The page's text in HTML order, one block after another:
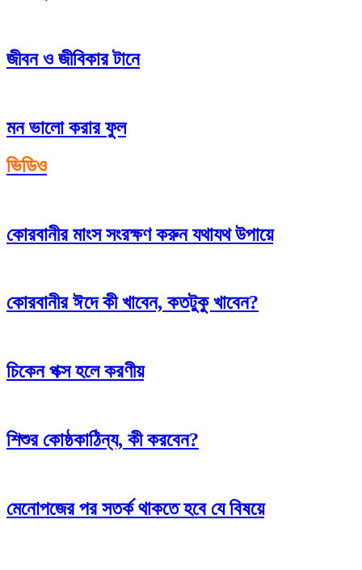
জীবন ও জীবিকার টানে
মন ভালো করার ফুল
ভিডিও
কোরবানীর মাংস সংরক্ষণ করুন যথাযথ উপায়ে
কোরবানীর ঈদে কী খাবেন, কতটুকু খাবেন?
চিকেন পক্স হলে করণীয়
শিশুর কোষ্ঠকাঠিন্য, কী করবেন?
মেনোপজের পর সতর্ক থাকতে হবে যে বিষয়ে